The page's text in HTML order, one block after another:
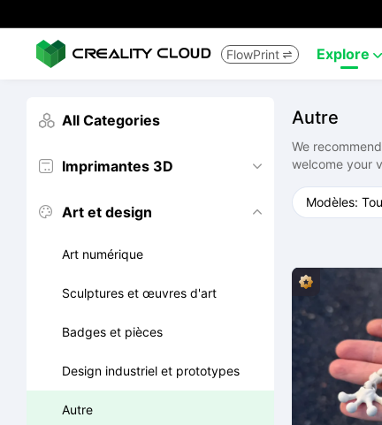
FlowPrint  Explore 
 All Categories
 Imprimantes 3D 
 Art et design 
Art numérique
Sculptures et œuvres d'art
Badges et pièces
Design industriel et prototypes
Autre
Autre
We
welcome your